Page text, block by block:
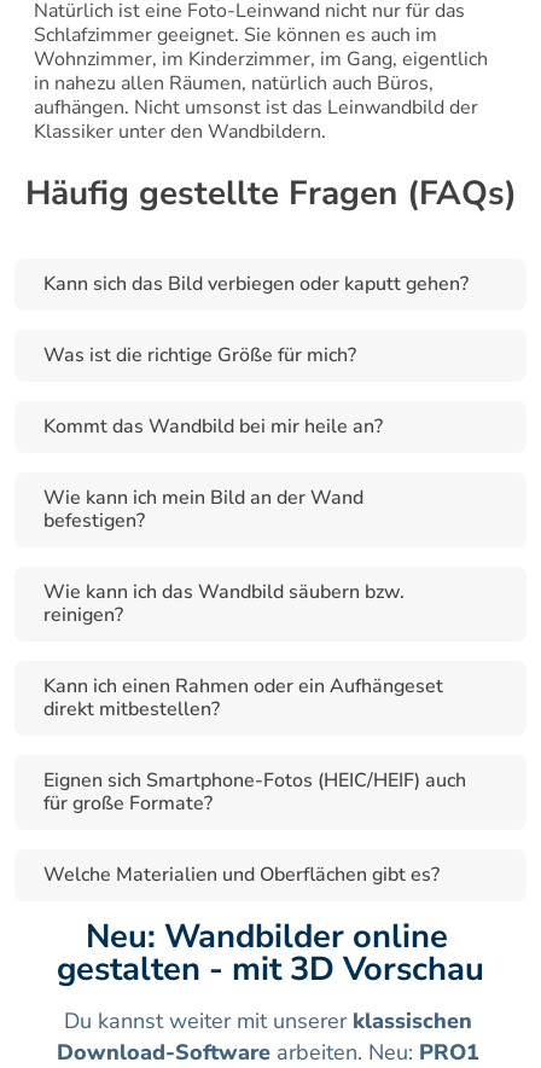
Natürlich ist eine Foto-Leinwand nicht nur für das
Schlafzimmer geeignet. Sie können es auch im
Wohnzimmer, im Kinderzimmer, im Gang, eigentlich
in nahezu allen Räumen, natürlich auch Büros,
aufhängen. Nicht umsonst ist das Leinwandbild der
Klassiker unter den Wandbildern.
Häufig gestellte Fragen (FAQs)
Kann sich das Bild verbiegen oder kaputt gehen?
Was ist die richtige Größe für mich?
Kommt das Wandbild bei mir heile an?
Wie kann ich mein Bild an der Wand
befestigen?
Wie kann ich das Wandbild säubern bzw.
reinigen?
Kann ich einen Rahmen oder ein Aufhängeset
direkt mitbestellen?
Eignen sich Smartphone-Fotos (HEIC/HEIF) auch
für große Formate?
Welche Materialien und Oberflächen gibt es?
Neu: Wandbilder online
gestalten - mit 3D Vorschau
Du kannst weiter mit unserer klassischen
Download-Software arbeiten. Neu: PRO1